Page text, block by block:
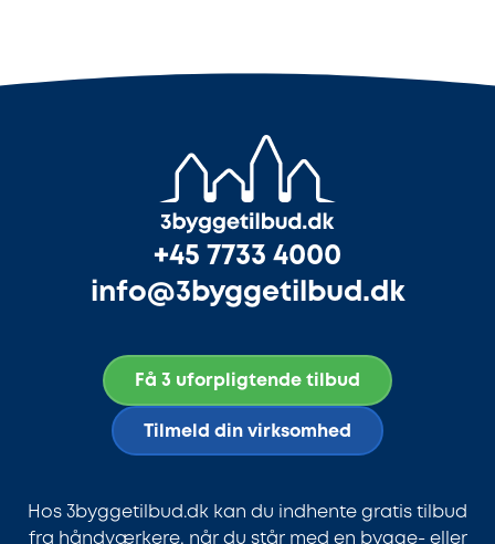
+45 7733 4000
info@3byggetilbud.dk
Få 3 uforpligtende tilbud
Tilmeld din virksomhed
Hos 3byggetilbud.dk kan du indhente gratis tilbud
fra håndværkere, når du står med en bygge- eller